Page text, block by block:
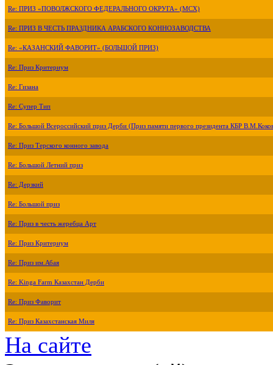
Re: ПРИЗ «ПОВОЛЖСКОГО ФЕДЕРАЛЬНОГО ОКРУГА» (МСХ)
Re: ПРИЗ В ЧЕСТЬ ПРАЗДНИКА АРАБСКОГО КОННОЗАВОДСТВА
Re: «КАЗАНСКИЙ ФАВОРИТ» (БОЛЬШОЙ ПРИЗ)
Re: Приз Критериум
Re: Гизана
Re: Супер Тип
Re: Большой Всероссийский приз Дерби (Приз памяти первого президента КБР
Re: Приз Терского конного завода
Re: Большой Летний приз
Re: Дерзкий
Re: Большой приз
Re: Приз в честь жеребца Арт
Re: Приз Критериум
Re: Приз им.Абая
Re: Kinga Farm Казахстан Дерби
Re: Приз Фаворит
Re: Приз Казахстанская Миля
На сайте